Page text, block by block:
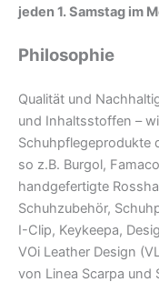
jeden 1. Samstag im
Philosophie
Qualität und
und Inhaltsstoffen –
Schuhpflegeprodukte
so z.B. Burgol,
handgefertigte
Schuhzubehör,
I-Clip, Keykeepa,
VOi Leather Design
von Linea Scarpa und